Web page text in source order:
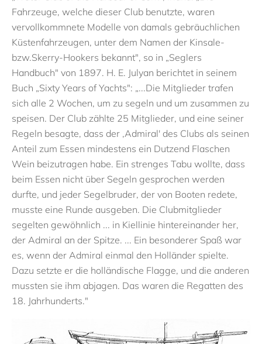
Fahrzeuge, welche dieser Club benutzte, waren
vervollkommnete Modelle von damals gebräuchlichen
Küstenfahrzeugen, unter dem Namen der Kinsale-
bzw.Skerry-Hookers bekannt", so in „Seglers
Handbuch" von 1897. H. E. Julyan berichtet in seinem
Buch „Sixty Years of Yachts": „...Die Mitglieder trafen
sich alle 2 Wochen, um zu segeln und um zusammen zu
speisen. Der Club zählte 25 Mitglieder, und eine seiner
Regeln besagte, dass der ,Admiral' des Clubs als seinen
Anteil zum Essen mindestens ein Dutzend Flaschen
Wein beizutragen habe. Ein strenges Tabu wollte, dass
beim Essen nicht über Segeln gesprochen werden
durfte, und jeder Segelbruder, der von Booten redete,
musste eine Runde ausgeben. Die Clubmitglieder
segelten gewöhnlich ... in Kiellinie hintereinander her,
der Admiral an der Spitze. ... Ein besonderer Spaß war
es, wenn der Admiral einmal den Holländer spielte.
Dazu setzte er die holländische Flagge, und die anderen
mussten sie ihm abjagen. Das waren die Regatten des
18. Jahrhunderts."